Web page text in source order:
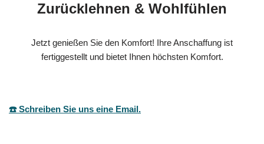
Zurücklehnen & Wohlfühlen
Jetzt genießen Sie den Komfort! Ihre Anschaffung ist
fertiggestellt und bietet Ihnen höchsten Komfort.
☎️ Schreiben Sie uns eine Email.